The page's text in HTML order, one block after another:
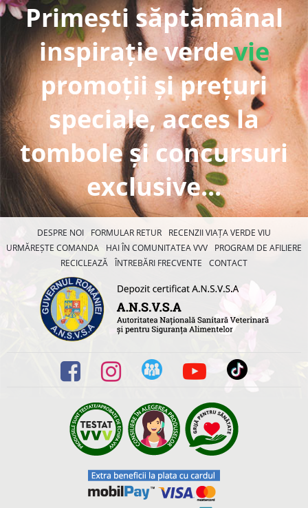
Primești săptămânal
inspirație verdevie
promoții și prețuri
speciale, acces la
tombole și concursuri
exclusive...
DESPRE NOI FORMULAR RETUR
RECENZII VIAȚA VERDE VIU
URMĂREȘTE COMANDA
HAI ÎN COMUNITATEA VVV
PROGRAM DE AFILIERE
RECICLEAZĂ ÎNTREBĂRI FRECVENTE CONTACT